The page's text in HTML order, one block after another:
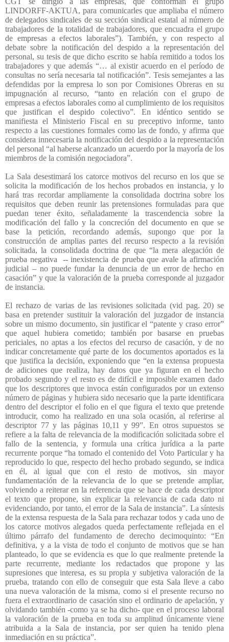
LINDORFF-AKTUA, para comunicarles que ampliaba el número
de delegados sindicales de su sección sindical estatal al número de
trabajadores de la totalidad de trabajadores, que encuadra el grupo
de empresas a efectos laborales”). También, y con respecto al
debate sobre la notificación del despido a la representación del
personal, su tesis de que dicho escrito se había remitido a todos los
trabajadores y que además “… al existir acuerdo en el período de
consultas no sería necesaria tal notificación”. Tesis semejantes a las
defendidas por la empresa lo son por Comisiones Obreras en su
impugnación al recurso, “tanto en relación con el grupo de
empresas a efectos laborales como al cumplimiento de los requisitos
que justifican el despido colectivo”. En idéntico sentido se
manifiesta el Ministerio Fiscal en su preceptivo informe, tanto
respecto a las cuestiones formales como las de fondo, y afirma que
considera innecesaria la notificación del despido a la representación
del personal “al haberse alcanzado un acuerdo por la mayoría de los
miembros de la comisión negociadora”.
La Sala desestimará los catorce motivos del recurso en los que se
solicita la modificación de los hechos probados en instancia, y lo
hará tras recordar ampliamente la consolidada doctrina sobre los
requisitos que deben reunir las pretensiones formuladas para que
puedan tener éxito, señaladamente la trascendencia sobre la
modificación del fallo y la concreción del documento en que se
base la petición, recordando además, supongo que por la
construcción de amplias partes del recurso respecto a la revisión
solicitada, la consolidada doctrina de que “la mera alegación de
prueba negativa
-- inexistencia de prueba que avale la afirmación
judicial – no puede fundar la denuncia de un error de hecho en
casación” y que la valoración de la prueba corresponde al juzgador
de instancia.
El rechazo de varias de las revisiones solicitada (vid pag. 20) se
basa en pretender sustituir la valoración del juzgador de instancia
sobre un mismo documento, sin justificar el “patente y craso error”
que aquel hubiera cometido; también por basarse en pruebas
periciales, no aptas a los efectos del recurso de casación, y de no
indicar concretamente qué parte de los documentos aportados es la
que justifica la decisión, exponiendo que “en la extensa propuesta
de adiciones que realiza, hay datos que ya figuran en el hecho
probado segundo y el resto es de difícil e imposible examen dado
que los descriptores que invoca están configurados por un extenso
número de páginas y hubiera sido necesario que la parte identificara
dentro del descriptor el folio en el que figura el texto que pretende
introducir, como ha realizado en una sola ocasión, al referirse al
descriptor 77 y las páginas 10,11 y 99”. En otros supuestos se
refiere a la falta de relevancia de la modificación solicitada sobre el
fallo de la sentencia, y formula una crítica jurídica a la parte
recurrente porque “ha tomado el contenido del Voto Particular y ha
reproducido lo que, respecto del hecho probado segundo, se indica
en él, al igual que con el resto de motivos, sin mayor
fundamentación de la relevancia de lo que se pretende ampliar,
volviendo a reiterar en la referencia que se hace de cada descriptor
el texto que propone, sin explicar la relevancia de cada dato ni
evidenciando, por tanto, el error de la Sala de instancia”. La síntesis
de la extensa respuesta de la Sala para rechazar todos y cada uno de
los catorce motivos alegados queda perfectamente reflejada en el
último párrafo del fundamento de derecho decimoquinto: “En
definitiva, y a la vista de todo el conjunto de motivos que se han
planteado, lo que se evidencia es que lo que realmente pretende la
parte recurrente, mediante los redactados que propone y las
supresiones que interesa, es su propia y subjetiva valoración de la
prueba, tratando con ello de conseguir que esta Sala lleve a cabo
una nueva valoración de la misma, como si el presente recurso no
fuera el extraordinario de casación sino el ordinario de apelación, y
olvidando también -como ya se ha dicho- que en el proceso laboral
la valoración de la prueba en toda su amplitud únicamente viene
atribuida a la Sala de instancia, por ser quien ha tenido plena
inmediación en su práctica”.